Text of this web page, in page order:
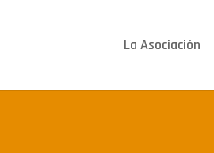
La Asociación